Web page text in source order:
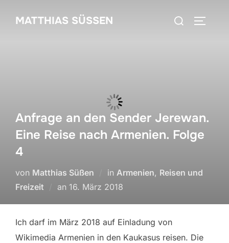
InhaltMATTHIAS SÜSSEN
Suchen
Anfrage an den Sender Jerewan.
Eine Reise nach Armenien. Folge
4
von Matthias Süßen in Armenien, Reisen und
Freizeit
an Veröffentlicht
16. März 2018
Ich darf im März 2018 auf Einladung von
Wikimedia Armenien in den Kaukasus reisen. Die